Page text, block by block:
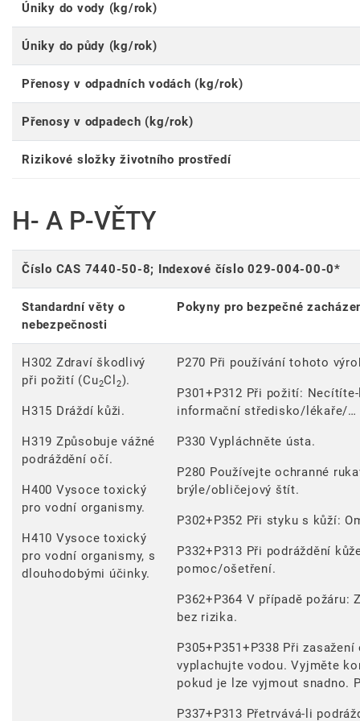
Úniky do vody (kg/rok)
Úniky do půdy (kg/rok)
Přenosy v odpadních vodách (kg/rok)
Přenosy v odpadech (kg/rok)
Rizikové složky životního prostředí
H- A P-VĚTY
Číslo CAS 7440-50-8; Indexové číslo 029-004-00-0*
Standardní věty o
nebezpečnosti
Pokyny pro bezpečné
H302 Zdraví škodlivý
při požití (Cu2Cl 2).
H315 Dráždí kůži.
H319 Způsobuje vážné
podráždění očí.
H400 Vysoce toxický
pro vodní organismy.
H410 Vysoce toxický
pro vodní organismy, s
dlouhodobými účinky.
P270 Při používání tohoto
P301+P312 Při požití:
informační středisko/lékaře/…
P330 Vypláchněte ústa.
P280 Používejte ochranné
brýle/obličejový štít.
P302+P352 Při styku s kůží:
P332+P313 Při podráždění
pomoc/ošetření.
P362+P364 V případě
bez rizika.
P305+P351+P338 Při
vyplachujte vodou. Vyjměte
pokud je lze vyjmout snadno.
P337+P313 Přetrvává-li